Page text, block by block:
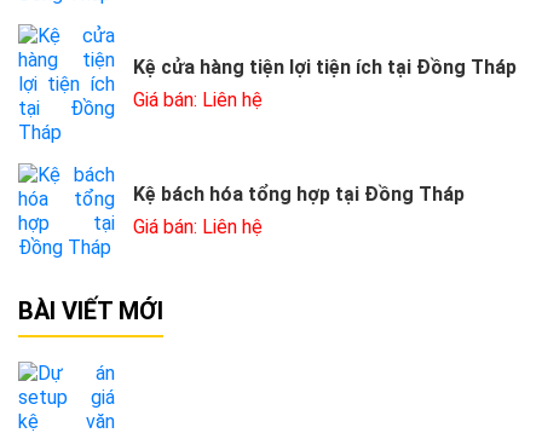
Kệ cửa hàng tiện lợi tiện ích tại Đồng Tháp
Giá bán: Liên hệ
Kệ bách hóa tổng hợp tại Đồng Tháp
Giá bán: Liên hệ
BÀI VIẾT MỚI